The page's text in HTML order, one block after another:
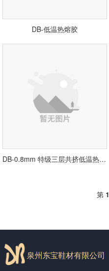
DB-低温热熔胶
DB-0.8mm 特级三层共挤低温热熔胶
第 1
泉州东宝鞋材有限公司